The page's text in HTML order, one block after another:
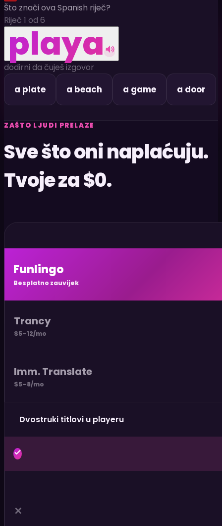
Što znači ova Spanish riječ?
Riječ 1 od 6
playa
dodirni da čuješ izgovor
a plate a beach a game a door
ZAŠTO LJUDI PRELAZE
Sve što oni naplaćuju.
Tvoje za $0.
Funlingo
Besplatno zauvijek
Trancy
$5–12/mo
Imm. Translate
$5–8/mo
Dvostruki titlovi u playeru
✕